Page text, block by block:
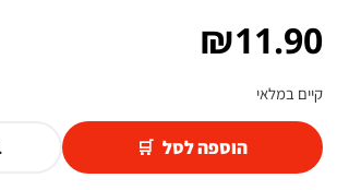
₪11.90
קיים במלאי
הוספה לסל